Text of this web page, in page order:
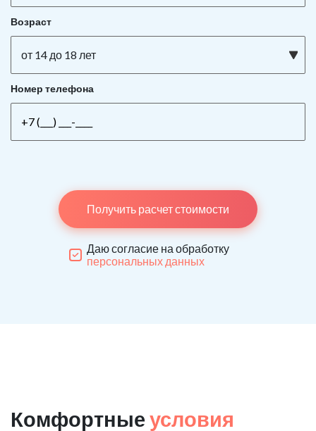
Возраст
от 14 до 18 лет
Номер телефона
Получить расчет стоимости
Даю согласие на обработку
персональных данных
Комфортные условия